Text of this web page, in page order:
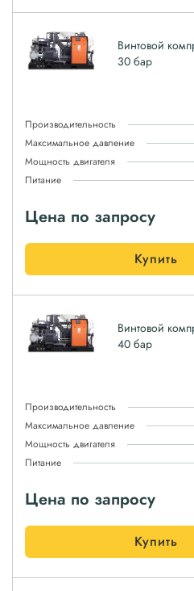
Винтовой
30 бар
Производительность
Максимальное давление
Мощность двигателя
Питание
Цена по запросу
Купить
Винтовой
40 бар
Производительность
Максимальное давление
Мощность двигателя
Питание
Цена по запросу
Купить